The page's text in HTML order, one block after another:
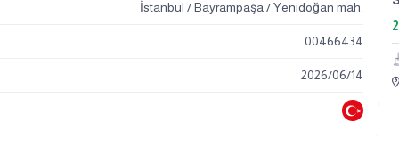
İstanbul / Bayrampaşa / Yenidoğan mah.
00466434
2026/06/14